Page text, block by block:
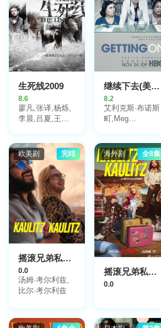
生死线2009
8.6
廖凡,张译,杨烁,
李晨,吕夏,王黎
大红,高子沣,任
帅,岳
旸,Shuo,Yang
继续下去(美版)第一季
8.2
艾利克斯·布诺斯
町,Meg
欧美剧 完结
摇滚兄弟私生活
0.0
汤姆·考尔利兹,
比尔·考尔利兹
海外剧 全8集
摇滚兄弟私生活第3季
0.0